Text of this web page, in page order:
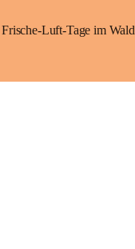
Frische-Luft-Tage im Wald